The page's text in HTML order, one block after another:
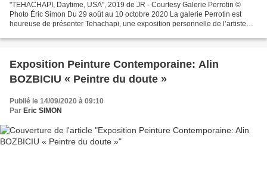
"TEHACHAPI, Daytime, USA", 2019 de JR - Courtesy Galerie Perrotin ©
Photo Éric Simon Du 29 août au 10 octobre 2020 La galerie Perrotin est
heureuse de présenter Tehachapi, une exposition personnelle de l’artiste
Exposition Peinture Contemporaine: Alin
BOZBICIU « Peintre du doute »
Publié le 14/09/2020 à 09:10
Par Eric SIMON